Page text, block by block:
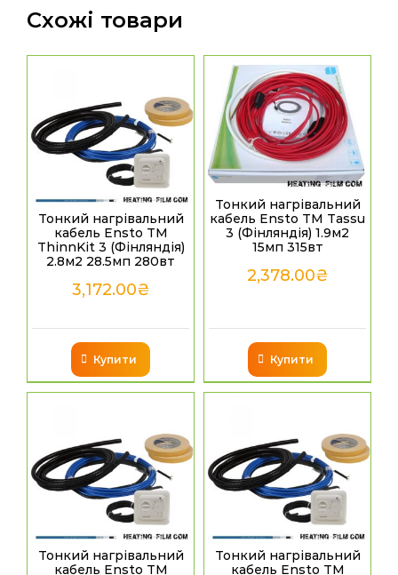
Схожі товари
Тонкий нагрівальний
кабель Ensto TM
ThinnKit 3 (Фінляндія)
2.8м2 28.5мп 280вт
3,172.00₴
Купити
Тонкий нагрівальний
кабель Ensto TM Tassu
3 (Фінляндія) 1.9м2
15мп 315вт
2,378.00₴
Купити
Тонкий нагрівальний
кабель Ensto TM
Тонкий нагрівальний
кабель Ensto TM